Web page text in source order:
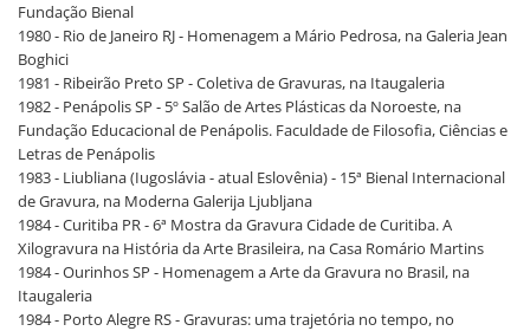
Fundação Bienal
1980 - Rio de Janeiro RJ - Homenagem a Mário Pedrosa, na Galeria Jean
Boghici
1981 - Ribeirão Preto SP - Coletiva de Gravuras, na Itaugaleria
1982 - Penápolis SP - 5º Salão de Artes Plásticas da Noroeste, na
Fundação Educacional de Penápolis. Faculdade de Filosofia, Ciências e
Letras de Penápolis
1983 - Liubliana (Iugoslávia - atual Eslovênia) - 15ª Bienal Internacional
de Gravura, na Moderna Galerija Ljubljana
1984 - Curitiba PR - 6ª Mostra da Gravura Cidade de Curitiba. A
Xilogravura na História da Arte Brasileira, na Casa Romário Martins
1984 - Ourinhos SP - Homenagem a Arte da Gravura no Brasil, na
Itaugaleria
1984 - Porto Alegre RS - Gravuras: uma trajetória no tempo, no